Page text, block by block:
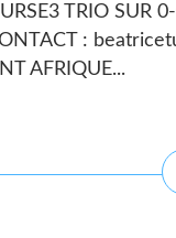
TRIO
:
AFRIQUE...